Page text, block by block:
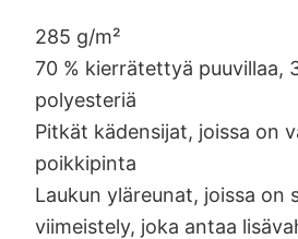
285 g/m²
70 % kierrätettyä puuvillaa,
polyesteriä
Pitkät kädensijat, joissa on
poikkipinta
Laukun yläreunat, joissa on
viimeistely, joka antaa